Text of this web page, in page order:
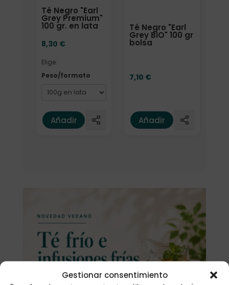
Gestionar consentimiento
Té Negro "Earl
Grey Premium"
100 gr. en lata
8,30 €
Elige:
Peso/formato
Añadir
Té Negro "Earl
Grey BIO" 100 gr
bolsa
7,10 €
Añadir